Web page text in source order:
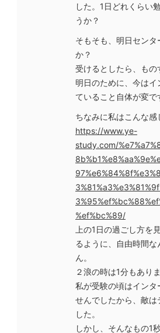
した。1日どれくらい
うか？
そもそも、明日センタ
か？
受けるとしたら、もの
明日のために、今は
ていること自体が変で
ちなみに私はこんな
https://www.ye-
study.com/
%ef%bc%89/
上の1日の過ごし方を
るように、自由時間
ん。
２浪の時は1分もあり
私が受験の頃はインタ
せんでしたから、敵
した。
しかし、そんなもの1